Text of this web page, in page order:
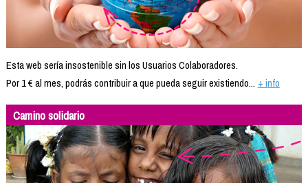
Esta web sería insostenible sin los Usuarios Colaboradores.
Por 1 € al mes, podrás contribuir a que pueda seguir existiendo... + info
Camino solidario